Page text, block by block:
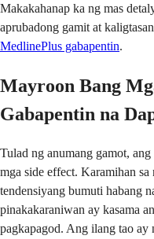
Makakahanap ka ng mas
aprubadong gamit at
MedlinePlus gabapentin.
Mayroon Bang
Gabapentin na
Tulad ng anumang gamot,
mga side effect. Karamihan
tendensiyang bumuti habang
pinakakaraniwan ay kasama
pagkapagod. Ang ilang tao ay